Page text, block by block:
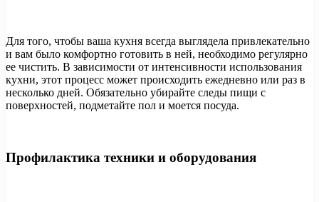
Для того, чтобы ваша кухня всегда выглядела привлекательно
и вам было комфортно готовить в ней, необходимо регулярно
ее чистить. В зависимости от интенсивности использования
кухни, этот процесс может происходить ежедневно или раз в
несколько дней. Обязательно убирайте следы пищи с
поверхностей, подметайте пол и моется посуда.
Профилактика техники и оборудования